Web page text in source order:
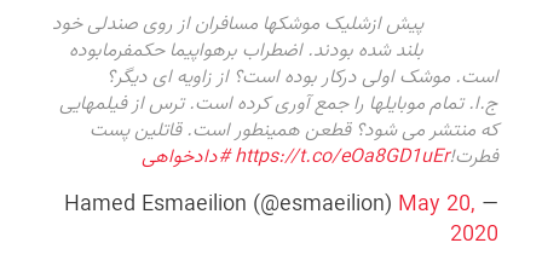
پیش ازشلیک موشکها مسافران از روی صندلی خود
بلند شده بودند. اضطراب برهواپیما حکمفرمابوده
است. موشک اولی درکار بوده است؟ از زاویه ای دیگر؟
ج.ا. تمام موبایلها را جمع آوری کرده است. ترس از فیلمهایی
که منتشر می شود؟ قطعن همینطور است. قاتلین پست
فطرت!https://t.co/eOa8GD1uEr#دادخواهی
— Hamed Esmaeilion (@esmaeilion)
May 20,
2020